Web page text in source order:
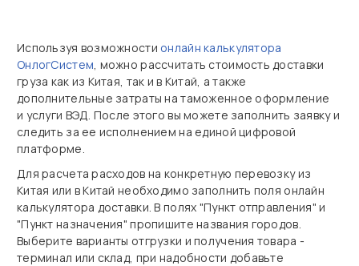
Используя возможности онлайн калькулятора
ОнлогСистем, можно рассчитать стоимость доставки
груза как из Китая, так и в Китай, а также
дополнительные затраты на таможенное оформление
и услуги ВЭД. После этого вы можете заполнить заявку и
следить за ее исполнением на единой цифровой
платформе.
Для расчета расходов на конкретную перевозку из
Китая или в Китай необходимо заполнить поля онлайн
калькулятора доставки. В полях "Пункт отправления" и
"Пункт назначения" пропишите названия городов.
Выберите варианты отгрузки и получения товара -
терминал или склад, при надобности добавьте